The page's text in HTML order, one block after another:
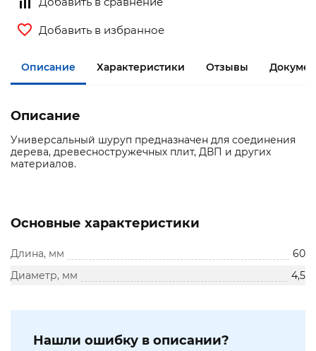
Добавить в избранное
Описание Характеристики Отзывы
Описание
Универсальный шуруп предназначен для соединения
дерева, древесностружечных плит, ДВП и других
материалов.
Основные характеристики
Длина, мм
60
Диаметр, мм
4,5
Нашли ошибку в описании?